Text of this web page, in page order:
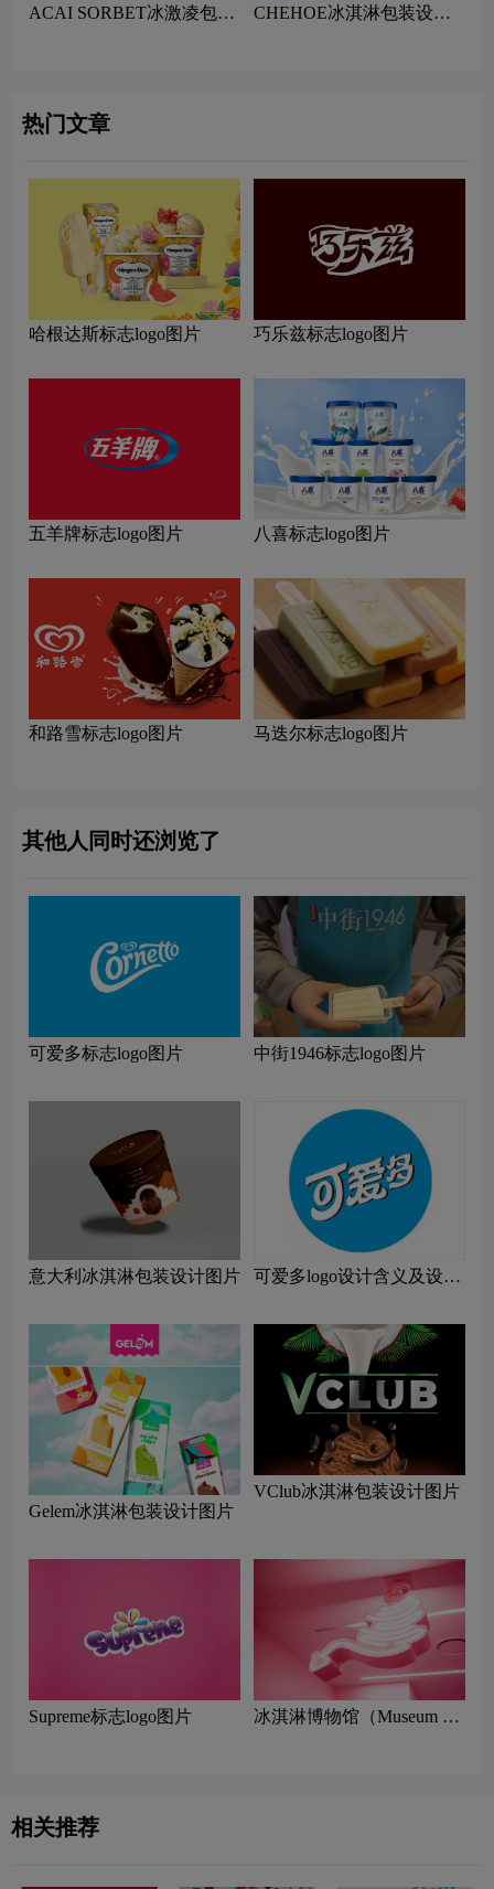
ACAI SORBET冰激凌包装
CHEHOE冰淇淋包装设计
热门文章
哈根达斯标志logo图片 巧乐兹标志logo图片
五羊牌标志logo图片 八喜标志logo图片
和路雪标志logo图片 马迭尔标志logo图片
其他人同时还浏览了
可爱多标志logo图片 中街1946标志logo图片
意大利冰淇淋包装设计图片
可爱多logo设计含义及设计
Gelem冰淇淋包装设计图片
VClub冰淇淋包装设计图片
Supreme标志logo图片
冰淇淋博物馆（Museum of
相关推荐